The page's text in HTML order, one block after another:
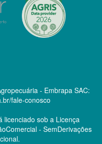
- Embrapa SAC:
fale-conosco
licenciado sob a Licença
- SemDerivações